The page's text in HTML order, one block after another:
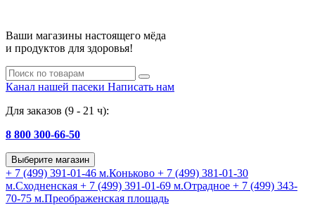
Ваши магазины настоящего мёда
и продуктов для здоровья!
Канал нашей пасеки Написать нам
Для заказов (9 - 21 ч):
8 800 300-66-50
Выберите магазин
+ 7 (499) 391-01-46 м.Коньково + 7 (499) 381-01-30
м.Сходненская + 7 (499) 391-01-69 м.Отрадное + 7 (499) 343-
70-75 м.Преображенская площадь